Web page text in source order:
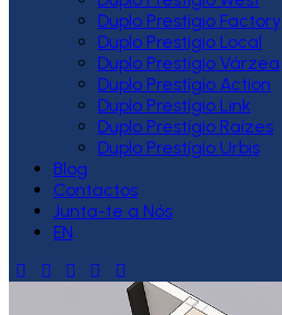
Duplo Prestígio Factory
Duplo Prestígio Local
Duplo Prestígio Várzea
Duplo Prestígio Action
Duplo Prestígio Link
Duplo Prestígio Raízes
Duplo Prestígio Urbis
Blog
Contactos
Junta-te a Nós
EN